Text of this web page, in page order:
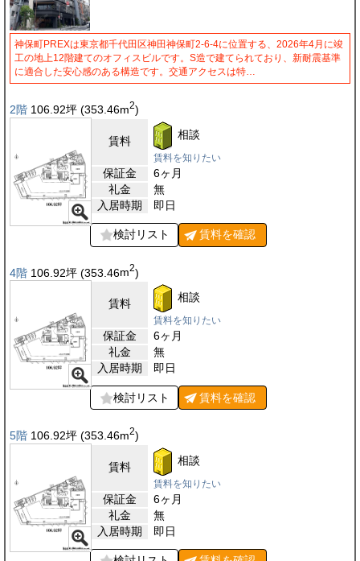
神保町PREXは東京都千代田区神田神保町2-6-4に位置する、2026年4月に竣
工の地上12階建てのオフィスビルです。S造で建てられており、新耐震基準
に適合した安心感のある構造です。交通アクセスは特…
2階 106.92坪 (353.46m2)
賃料 相談
賃料を知りたい
保証金
6ヶ月
礼金
無
入居時期
即日
検討リスト 賃料を確認
4階 106.92坪 (353.46m2)
賃料 相談
賃料を知りたい
保証金
6ヶ月
礼金
無
入居時期
即日
検討リスト 賃料を確認
5階 106.92坪 (353.46m2)
賃料 相談
賃料を知りたい
保証金
6ヶ月
礼金
無
入居時期
即日